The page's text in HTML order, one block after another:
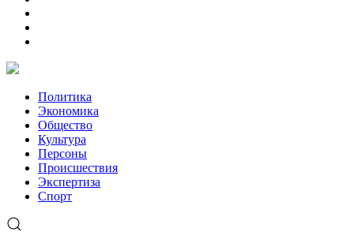
Политика
Экономика
Общество
Культура
Персоны
Происшествия
Экспертиза
Спорт